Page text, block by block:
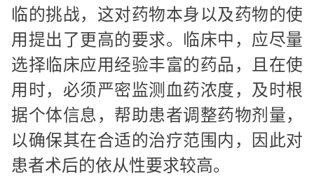
临的挑战，这对药物本身以及药物的使
用提出了更高的要求。临床中，应尽量
选择临床应用经验丰富的药品，且在使
用时，必须严密监测血药浓度，及时根
据个体信息，帮助患者调整药物剂量，
以确保其在合适的治疗范围内，因此对
患者术后的依从性要求较高。